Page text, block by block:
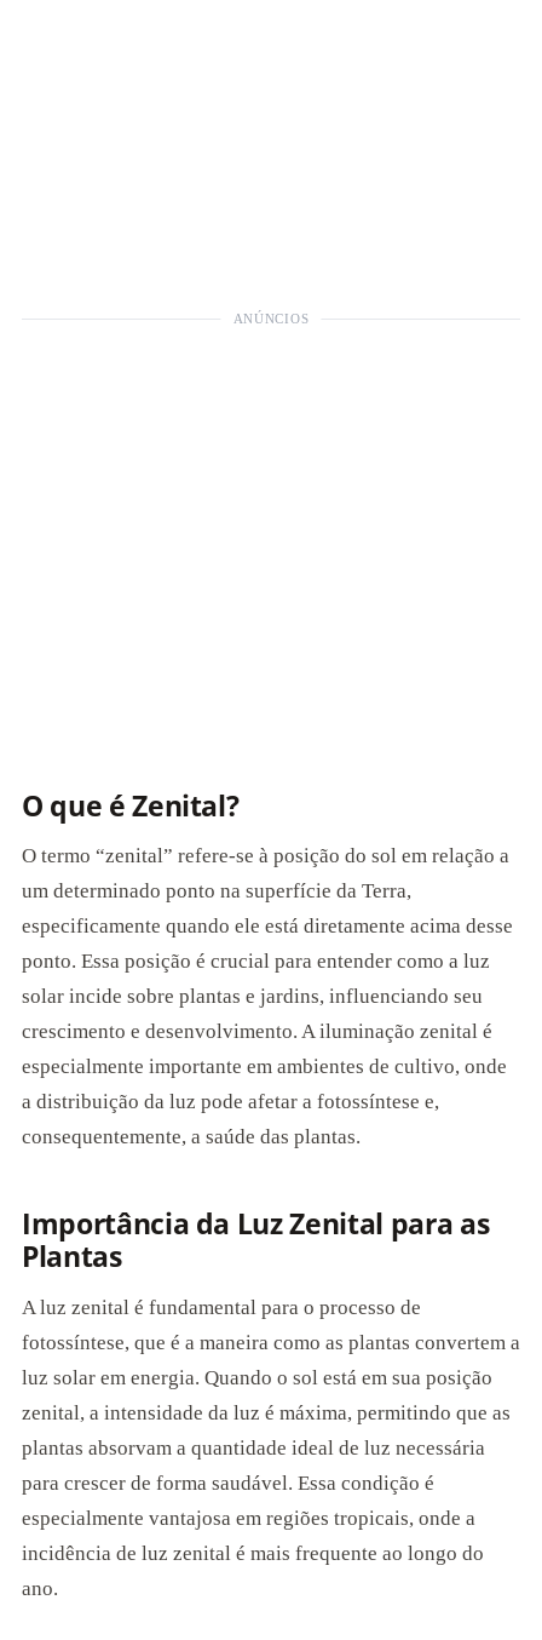
ANÚNCIOS
O que é Zenital?
O termo “zenital” refere-se à posição do sol em relação a
um determinado ponto na superfície da Terra,
especificamente quando ele está diretamente acima desse
ponto. Essa posição é crucial para entender como a luz
solar incide sobre plantas e jardins, influenciando seu
crescimento e desenvolvimento. A iluminação zenital é
especialmente importante em ambientes de cultivo, onde
a distribuição da luz pode afetar a fotossíntese e,
consequentemente, a saúde das plantas.
Importância da Luz Zenital para as
Plantas
A luz zenital é fundamental para o processo de
fotossíntese, que é a maneira como as plantas convertem a
luz solar em energia. Quando o sol está em sua posição
zenital, a intensidade da luz é máxima, permitindo que as
plantas absorvam a quantidade ideal de luz necessária
para crescer de forma saudável. Essa condição é
especialmente vantajosa em regiões tropicais, onde a
incidência de luz zenital é mais frequente ao longo do
ano.